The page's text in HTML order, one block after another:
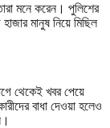
মনে করেন। পুলিশের
মানুষ নিয়ে মিছিল
থেকেই খবর পেয়ে
বাধা দেওয়া হলেও